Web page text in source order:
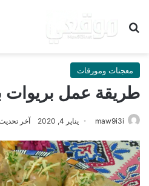
بحث عن
معجنات ومورقات
طريقة عمل بريوات
maw9i3i يناير 4, 2020 آخر تحديث: